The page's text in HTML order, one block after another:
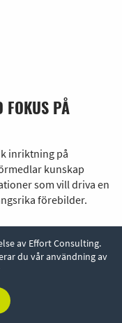
FOKUS PÅ
inriktning på
kunskap
som vill driva en
förebilder.
av Effort Consulting.
du vår användning av